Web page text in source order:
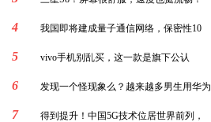
4 我国即将建成量子通信网络，保密性10
5 vivo手机别乱买，这一款是旗下公认
6 发现一个怪现象么？越来越多男生用华为
7 得到提升！中国5G技术位居世界前列，